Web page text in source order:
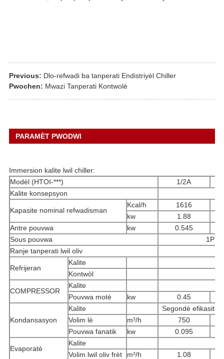
Previous: Dlo-refwadi ba tanperati Endistriyèl Chiller
Pwochen: Mwazi Tanperati Kontwolè
PARAMÈT PWODWI
Immersion kalite lwil chiller:
Modèl (HTOI-***)
1/2A
Kalite konsepsyon
Kapasite nominal refwadisman
Kcal/h
1616
kw
1.88
Antre pouvwa
kw
0.545
Sous pouvwa
1PH
Ranje tanperati lwil oliv
Refrijeran
Kalite
Kontwòl
COMPRESSOR
Kalite
Pouvwa motè
kw 0.45
Kondansasyon
Kalite
Segondè efikasite
Volim lè
m³/h
750
Pouvwa fanatik
kw 0.095
Evaporatè
Kalite
Volim lwil oliv frèt
m³/h 1.08